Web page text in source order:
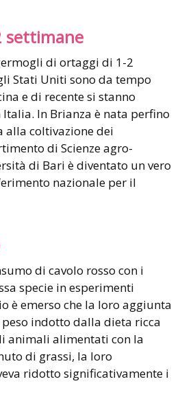
settimane
di ortaggi di 1-2
Stati Uniti sono da tempo
e di recente si stanno
In Brianza è nata perfino
alla coltivazione dei
di Scienze agro-
di Bari è diventato un vero
nazionale per il
di cavolo rosso con i
specie in esperimenti
è emerso che la loro aggiunta
indotto dalla dieta ricca
animali alimentati con la
di grassi, la loro
ridotto significativamente i